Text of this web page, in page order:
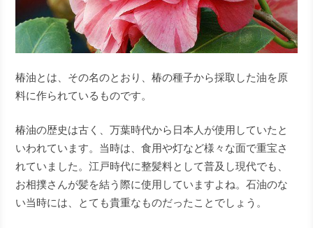
椿油とは、その名のとおり、椿の種子から採取した油を原
料に作られているものです。
椿油の歴史は古く、万葉時代から日本人が使用していたと
いわれています。当時は、食用や灯など様々な面で重宝さ
れていました。江戸時代に整髪料として普及し現代でも、
お相撲さんが髪を結う際に使用していますよね。石油のな
い当時には、とても貴重なものだったことでしょう。